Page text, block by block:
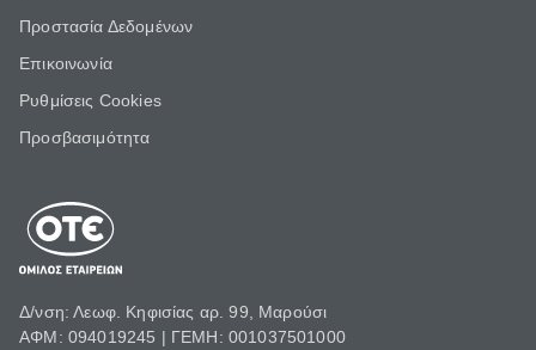
Προστασία Δεδομένων
Επικοινωνία
Ρυθμίσεις Cookies
Προσβασιμότητα
Δ/νση: Λεωφ. Κηφισίας αρ. 99, Μαρούσι
ΑΦΜ: 094019245 | ΓΕΜΗ: 001037501000